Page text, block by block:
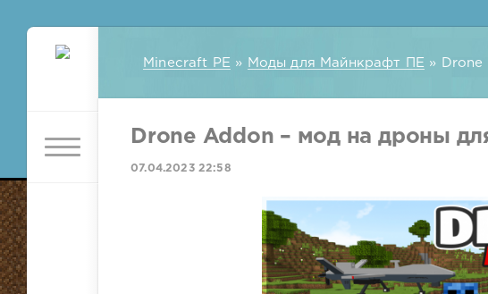
Minecraft PE » Моды для Майнкрафт ПЕ » Drone
Drone Addon – мод на дроны
07.04.2023 22:58